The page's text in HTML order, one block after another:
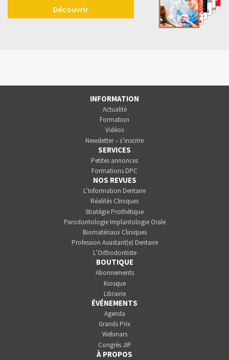
Découvrir
INFORMATION
Actualité
Formation
Vidéos
Newsletter – s’inscrire
SERVICES
Petites annonces
Formations DPC
NOS REVUES
L’Information Dentaire
Réalités Cliniques
Stratégie Prothétique
Parodontologie Implantologie Orale
Biomatériaux Cliniques
Profession Assistant(e) Dentaire
L’Orthodontiste
BOUTIQUE
Abonnements
Kiosque
Librairie
ÉVÉNEMENTS
Agenda
Grands Prix
Webinars
Congrès JIP
À PROPOS